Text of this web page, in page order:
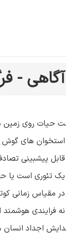
-
حیات روی زمین
های گوش
پيشبينی
تئوری است یا
مقیاس زمانی
فرایندی هوشمند
اجداد انسان